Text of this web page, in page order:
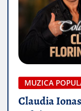
MUZICA
Claudia